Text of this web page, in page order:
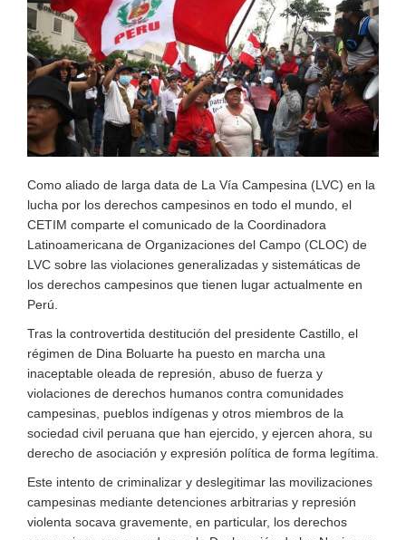
Como aliado de larga data de La Vía Campesina (LVC) en la
lucha por los derechos campesinos en todo el mundo, el
CETIM comparte el comunicado de la Coordinadora
Latinoamericana de Organizaciones del Campo (CLOC) de
LVC sobre las violaciones generalizadas y sistemáticas de
los derechos campesinos que tienen lugar actualmente en
Perú.
Tras la controvertida destitución del presidente Castillo, el
régimen de Dina Boluarte ha puesto en marcha una
inaceptable oleada de represión, abuso de fuerza y
violaciones de derechos humanos contra comunidades
campesinas, pueblos indígenas y otros miembros de la
sociedad civil peruana que han ejercido, y ejercen ahora, su
derecho de asociación y expresión política de forma legítima.
Este intento de criminalizar y deslegitimar las movilizaciones
campesinas mediante detenciones arbitrarias y represión
violenta socava gravemente, en particular, los derechos